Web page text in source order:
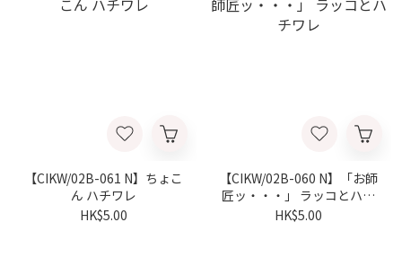
【CIKW/02B-061 N】ちょこ
ん ハチワレ
HK$5.00
【CIKW/02B-060 N】「お師
匠ッ・・・」 ラッコとハチ
ワレ
HK$5.00